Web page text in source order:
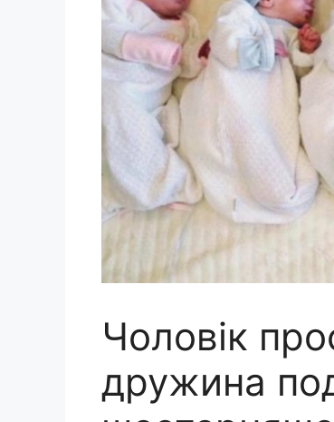
Чоловік
дружина